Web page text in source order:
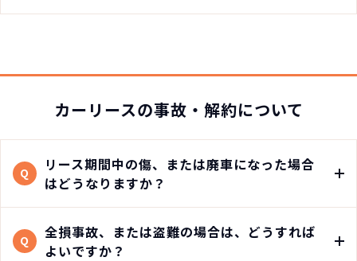
カーリースの事故・解約について
Q
リース期間中の傷、または廃車になった場合
はどうなりますか？
Q
全損事故、または盗難の場合は、どうすれば
よいですか？